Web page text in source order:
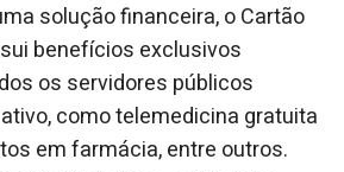
solução financeira, o Cartão
benefícios exclusivos
os servidores públicos
como telemedicina gratuita
em farmácia, entre outros.